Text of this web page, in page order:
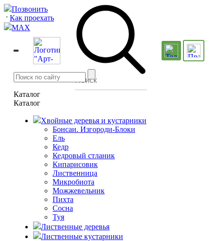
Позвонить
Как проехать
MAX
Каталог
Каталог
Хвойные деревья и кустарники
Бонсаи. Изгороди-Блоки
Ель
Кедр
Кедровый стланик
Кипарисовик
Лиственница
Микробиота
Можжевельник
Пихта
Сосна
Туя
Лиственные деревья
Лиственные кустарники